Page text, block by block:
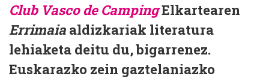
Club Vasco de CampingElkartearen
Errimaia aldizkariak literatura
lehiaketa deitu du, bigarrenez.
Euskarazko zein gaztelaniazko